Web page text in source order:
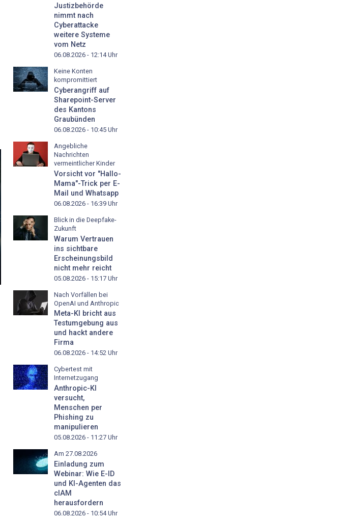
Justizbehörde
nimmt nach
Cyberattacke
weitere Systeme
vom Netz
06.08.2026 - 12:14Uhr
Keine Konten
kompromittiert
Cyberangriff auf
Sharepoint-Server
des Kantons
Graubünden
06.08.2026 - 10:45 Uhr
Angebliche
Nachrichten
vermeintlicher Kinder
Vorsicht vor "Hallo-
Mama"-Trick per E-
Mail und Whatsapp
06.08.2026 - 16:39 Uhr
Blick in die Deepfake-
Zukunft
Warum Vertrauen
ins sichtbare
Erscheinungsbild
nicht mehr reicht
05.08.2026 - 15:17 Uhr
Nach Vorfällen bei
OpenAI und Anthropic
Meta-KI bricht aus
Testumgebung aus
und hackt andere
Firma
06.08.2026 - 14:52 Uhr
Cybertest mit
Internetzugang
Anthropic-KI
versucht,
Menschen per
Phishing zu
manipulieren
05.08.2026 - 11:27 Uhr
Am 27.08.2026
Einladung zum
Webinar: Wie E-ID
und KI-Agenten das
cIAM
herausfordern
06.08.2026 - 10:54Uhr